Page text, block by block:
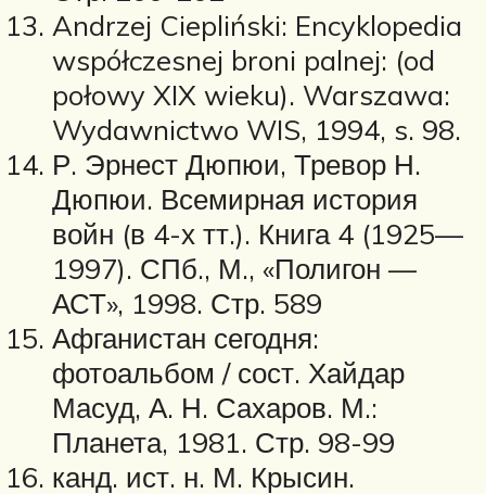
Andrzej Ciepliński: Encyklopedia
współczesnej broni palnej: (od
połowy XIX wieku). Warszawa:
Wydawnictwo WIS, 1994, s. 98.
Р. Эрнест Дюпюи, Тревор Н.
Дюпюи. Всемирная история
войн (в 4-х тт.). Книга 4 (1925—
1997). СПб., М., «Полигон —
АСТ», 1998. Стр. 589
Афганистан сегодня:
фотоальбом / сост. Хайдар
Масуд, А. Н. Сахаров. М.:
Планета, 1981. Стр. 98-99
канд. ист. н. М. Крысин.